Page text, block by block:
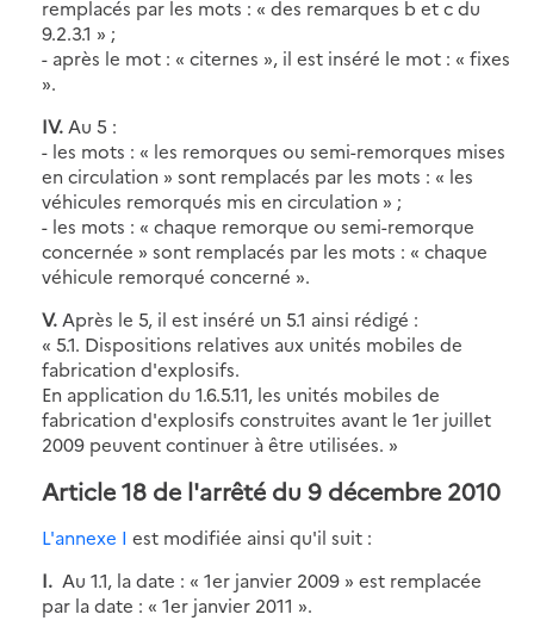
remplacés par les mots : « des remarques b et c du
9.2.3.1 » ;
- après le mot : « citernes », il est inséré le mot : « fixes
».
IV. Au 5 :
- les mots : « les remorques ou semi-remorques mises
en circulation » sont remplacés par les mots : « les
véhicules remorqués mis en circulation » ;
- les mots : « chaque remorque ou semi-remorque
concernée » sont remplacés par les mots : « chaque
véhicule remorqué concerné ».
V. Après le 5, il est inséré un 5.1 ainsi rédigé :
« 5.1. Dispositions relatives aux unités mobiles de
fabrication d'explosifs.
En application du 1.6.5.11, les unités mobiles de
fabrication d'explosifs construites avant le 1er juillet
2009 peuvent continuer à être utilisées. »
Article 18 de l'arrêté du 9 décembre 2010
L'annexe I est modifiée ainsi qu'il suit :
I. Au 1.1, la date : « 1er janvier 2009 » est remplacée
par la date : « 1er janvier 2011 ».